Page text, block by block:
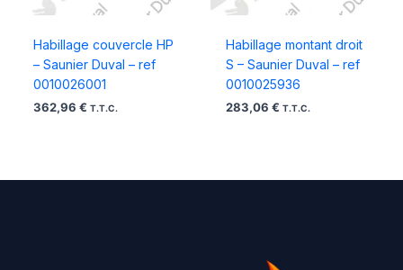
Habillage couvercle HP
– Saunier Duval – ref
0010026001
362,96 € T.T.C.
Habillage montant droit
S – Saunier Duval – ref
0010025936
283,06 € T.T.C.